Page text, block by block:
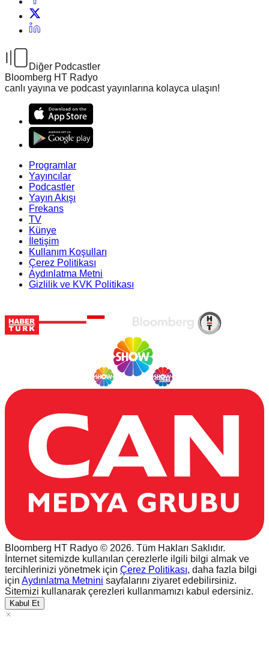
Diğer Podcastler
Bloomberg HT Radyo
canlı yayına ve podcast yayınlarına kolayca ulaşın!
Programlar
Yayıncılar
Podcastler
Yayın Akışı
Frekans
TV
Künye
İletişim
Kullanım Koşulları
Çerez Politikası
Aydınlatma Metni
Gizlilik ve KVK Politikası
Bloomberg HT Radyo © 2026. Tüm Hakları Saklıdır.
İnternet sitemizde kullanılan çerezlerle ilgili bilgi almak ve
tercihlerinizi yönetmek için Çerez Politikası, daha fazla bilgi
için Aydınlatma Metnini sayfalarını ziyaret edebilirsiniz.
Sitemizi kullanarak çerezleri kullanmamızı kabul edersiniz.
Kabul Et